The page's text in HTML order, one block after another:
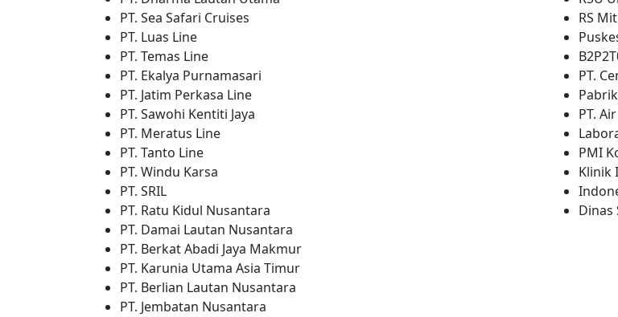
PT. Sea Safari Cruises
PT. Luas Line
PT. Temas Line
PT. Ekalya Purnamasari
PT. Jatim Perkasa Line
PT. Sawohi Kentiti Jaya
PT. Meratus Line
PT. Tanto Line
PT. Windu Karsa
PT. SRIL
PT. Ratu Kidul Nusantara
PT. Damai Lautan Nusantara
PT. Berkat Abadi Jaya Makmur
PT. Karunia Utama Asia Timur
PT. Berlian Lautan Nusantara
PT. Jembatan Nusantara
RS
PT.
PT.
PMI
Klinik
Dinas